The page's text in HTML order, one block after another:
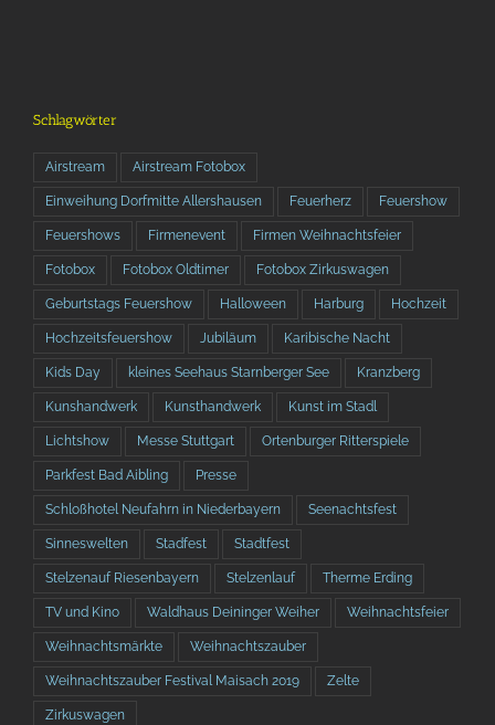
Schlagwörter
Airstream Airstream Fotobox
Einweihung Dorfmitte Allershausen Feuerherz Feuershow
Feuershows Firmenevent Firmen Weihnachtsfeier
Fotobox Fotobox Oldtimer Fotobox Zirkuswagen
Geburtstags Feuershow Halloween Harburg Hochzeit
Hochzeitsfeuershow Jubiläum Karibische Nacht
Kids Day kleines Seehaus Starnberger See Kranzberg
Kunshandwerk Kunsthandwerk Kunst im Stadl
Lichtshow Messe Stuttgart Ortenburger Ritterspiele
Parkfest Bad Aibling Presse
Schloßhotel Neufahrn in Niederbayern Seenachtsfest
Sinneswelten Stadfest Stadtfest
Stelzenauf Riesenbayern Stelzenlauf Therme Erding
TV und Kino Waldhaus Deininger Weiher Weihnachtsfeier
Weihnachtsmärkte Weihnachtszauber
Weihnachtszauber Festival Maisach 2019 Zelte
Zirkuswagen